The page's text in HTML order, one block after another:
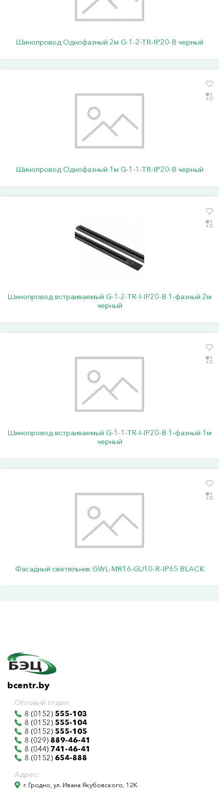
Шинопровод Однофазный 2м G-1-2-TR-IP20-B черный
Шинопровод Однофазный 1м G-1-1-TR-IP20-B черный
Шинопровод встраиваемый G-1-2-TR-I-IP20-B 1-фазный 2м
черный
Шинопровод встраиваемый G-1-1-TR-I-IP20-B 1-фазный 1м
черный
Фасадный светильник GWL-MR16-GU10-R-IP65 BLACK
bcentr.by
Оптовый отдел:
8 (0152) 555-103
8 (0152) 555-104
8 (0152) 555-105
8 (029) 889-46-41
8 (044) 741-46-41
8 (0152) 654-888
Адрес:
г. Гродно, ул. Ивана Якубовского, 12К